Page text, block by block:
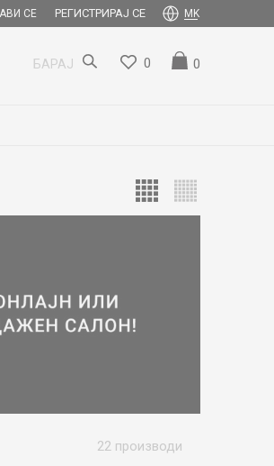
СЕ РЕГИСТРИРАЈ СЕ MK
БАРАЈ 0
0
22 производи